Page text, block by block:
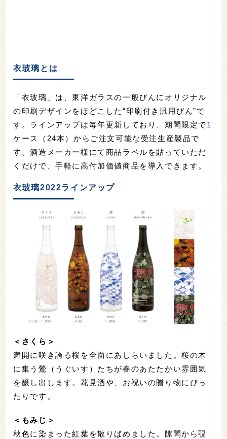
衣玻璃とは
「衣玻璃」は、東洋ガラスの一般びんにオリジナル
の印刷デザインをほどこした“印刷付き汎用びん”で
す。ラインアップは毎年更新しており、期間限定で1
ケース（24本）からご注文可能な受注生産製品で
す。酒造メーカー様にて商品ラベルを貼っていただ
くだけで、手軽に高付加価値商品を導入できます。
衣玻璃2022ラインアップ
＜さくら＞
満開に咲き誇る桜を全面にあしらいました。桜の木
に集う鶯（うぐいす）たちが春のあたたかい雰囲気
を醸し出します。花見酒や、お祝いの贈り物にぴっ
たりです。
＜もみじ＞
秋色に染まった紅葉を散りばめました。隙間から覗